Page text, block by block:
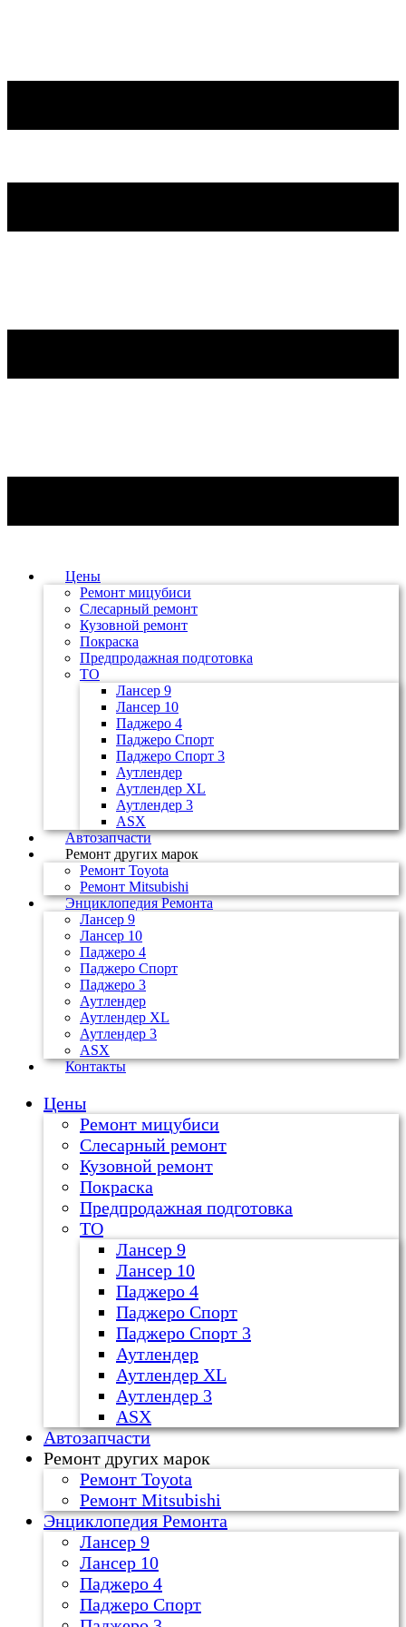
Цены
Ремонт мицубиси
Слесарный ремонт
Кузовной ремонт
Покраска
Предпродажная подготовка
ТО
Лансер 9
Лансер 10
Паджеро 4
Паджеро Спорт
Паджеро Спорт 3
Аутлендер
Аутлендер ХL
Аутлендер 3
ASX
Автозапчасти
Ремонт других марок
Ремонт Toyota
Ремонт Mitsubishi
Энциклопедия Ремонта
Лансер 9
Лансер 10
Паджеро 4
Паджеро Спорт
Паджеро 3
Аутлендер
Аутлендер ХL
Аутлендер 3
ASX
Контакты
Цены
Ремонт мицубиси
Слесарный ремонт
Кузовной ремонт
Покраска
Предпродажная подготовка
ТО
Лансер 9
Лансер 10
Паджеро 4
Паджеро Спорт
Паджеро Спорт 3
Аутлендер
Аутлендер ХL
Аутлендер 3
ASX
Автозапчасти
Ремонт других марок
Ремонт Toyota
Ремонт Mitsubishi
Энциклопедия Ремонта
Лансер 9
Лансер 10
Паджеро 4
Паджеро Спорт